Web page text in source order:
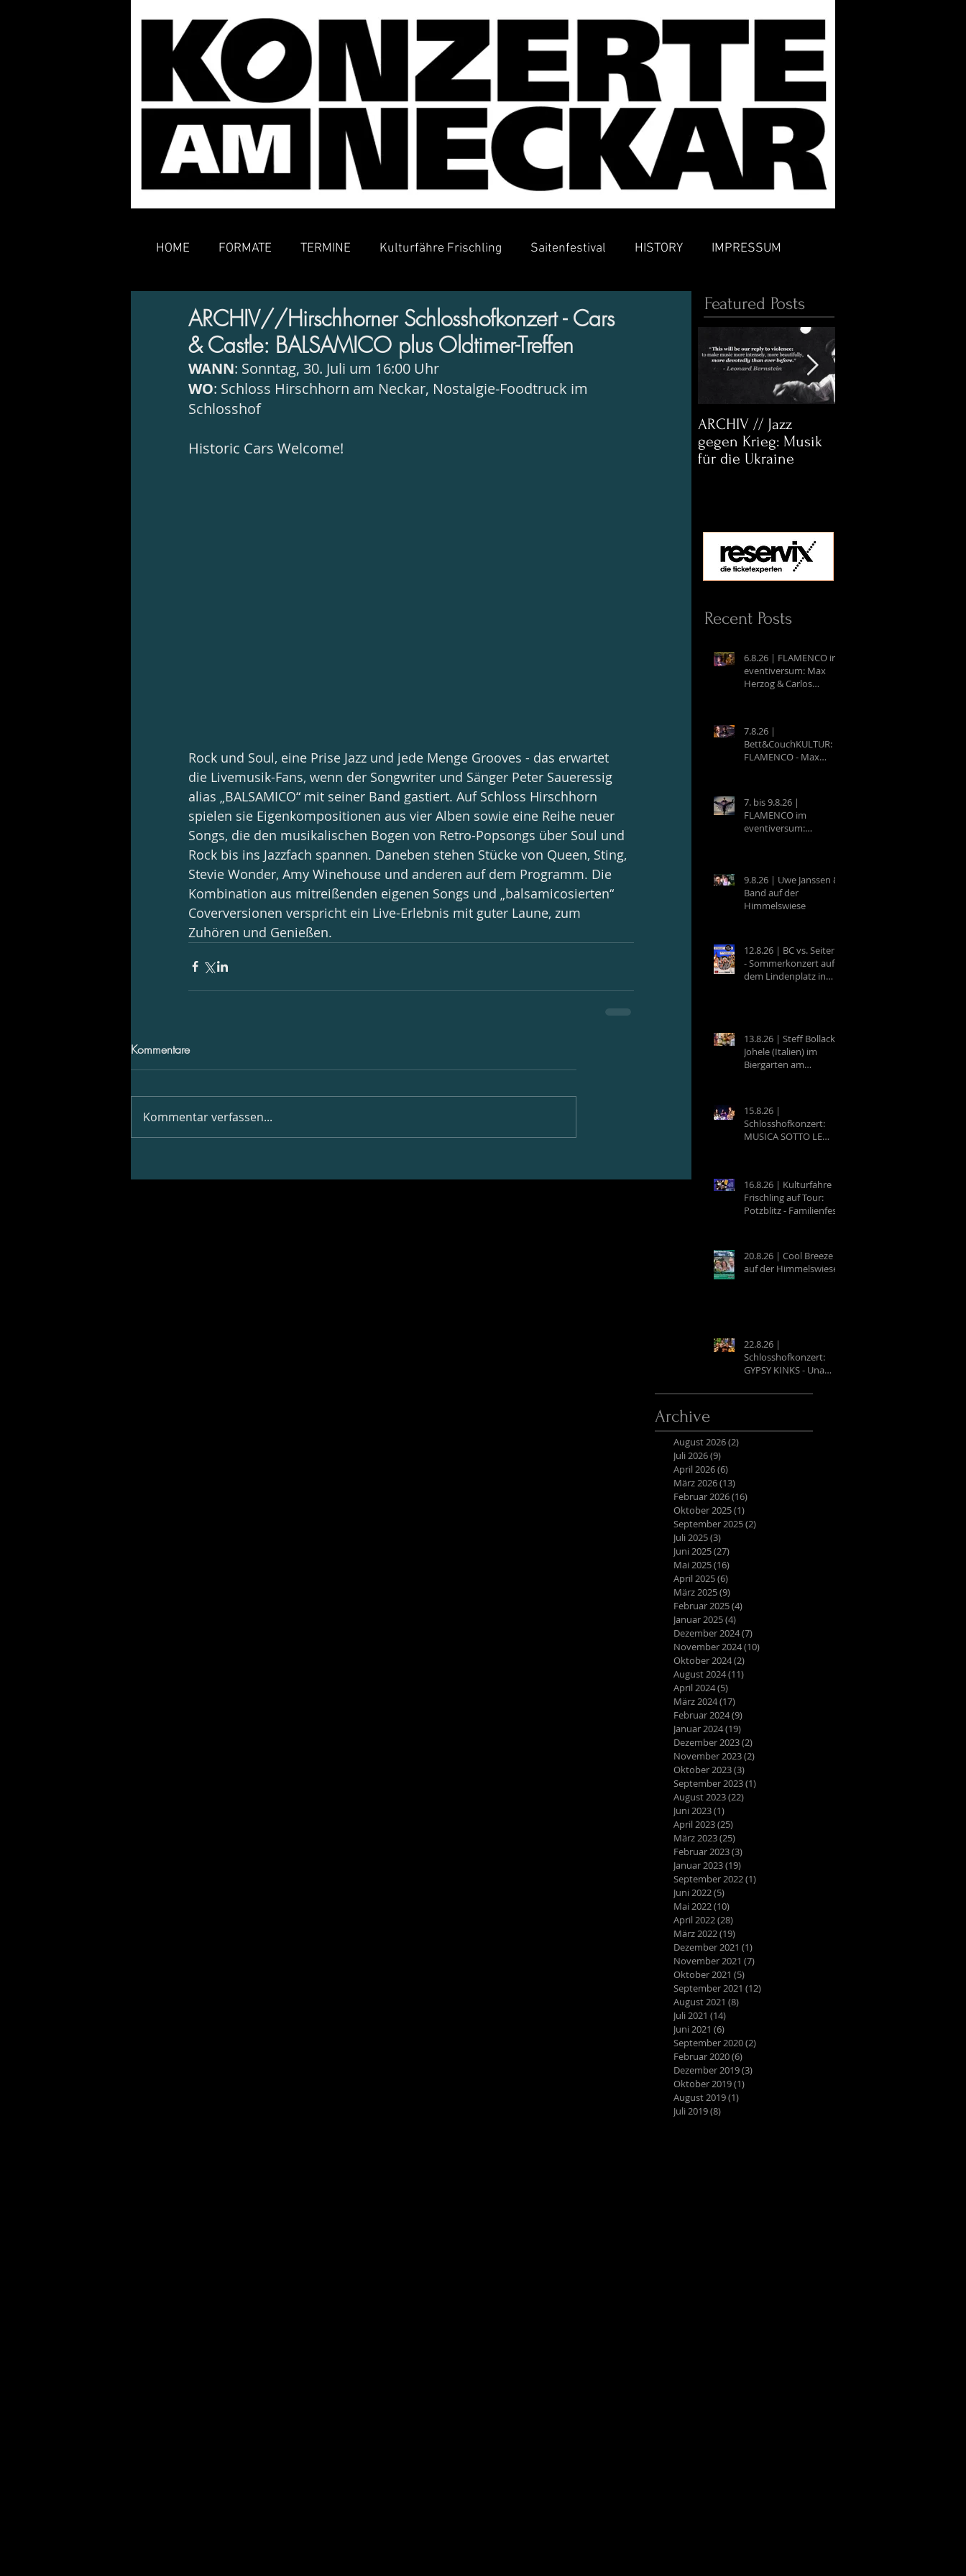
ARCHIV//Hirschhorner Schlosshofkonzert - Cars
& Castle: BALSAMICO plus Oldtimer-Treffen
WANN: Sonntag, 30. Juli um 16:00 Uhr
WO: Schloss Hirschhorn am Neckar, Nostalgie-Foodtruck im
Schlosshof
Historic Cars Welcome!
Rock und Soul, eine Prise Jazz und jede Menge Grooves - das erwartet
die Livemusik-Fans, wenn der Songwriter und Sänger Peter Saueressig
alias „BALSAMICO“ mit seiner Band gastiert. Auf Schloss Hirschhorn
spielen sie Eigenkompositionen aus vier Alben sowie eine Reihe neuer
Songs, die den musikalischen Bogen von Retro-Popsongs über Soul und
Rock bis ins Jazzfach spannen. Daneben stehen Stücke von Queen, Sting,
Stevie Wonder, Amy Winehouse und anderen auf dem Programm. Die
Kombination aus mitreißenden eigenen Songs und „balsamicosierten“
Coverversionen verspricht ein Live-Erlebnis mit guter Laune, zum
Zuhören und Genießen.
Kommentare
Kommentar verfassen...
Featured Posts
ARCHIV // Jazz
gegen Krieg: Musik
für die Ukraine
Recent Posts
6.8.26 | FLAMENCO im
eventiversum: Max
Herzog & Carlos
7.8.26 |
Bett&CouchKULTUR:
FLAMENCO - Max
(Mexico)
7. bis 9.8.26 |
FLAMENCO im
eventiversum:
Baile
9.8.26 | Uwe Janssen &
Band auf der
Himmelswiese
12.8.26 | BC vs. Seiterle
- Sommerkonzert auf
dem Lindenplatz in
13.8.26 | Steff Bollack &
Johele (Italien) im
Biergarten am
15.8.26 |
Schlosshofkonzert:
MUSICA SOTTO LE
16.8.26 | Kulturfähre
Frischling auf Tour:
Potzblitz - Familienfest
20.8.26 | Cool Breeze
auf der Himmelswiese
22.8.26 |
Schlosshofkonzert:
GYPSY KINKS - Una
Archive
August 2026(2)
Juli 2026(9)
April 2026(6)
März 2026(13)
Februar 2026(16)
Oktober 2025(1)
September 2025(2)
Juli 2025(3)
Juni 2025(27)
Mai 2025(16)
April 2025(6)
März 2025(9)
Februar 2025(4)
Januar 2025(4)
Dezember 2024(7)
November 2024(10)
Oktober 2024(2)
August 2024(11)
April 2024(5)
März 2024(17)
Februar 2024(9)
Januar 2024(19)
Dezember 2023(2)
November 2023(2)
Oktober 2023(3)
September 2023(1)
August 2023(22)
Juni 2023(1)
April 2023(25)
März 2023(25)
Februar 2023(3)
Januar 2023(19)
September 2022(1)
Juni 2022(5)
Mai 2022(10)
April 2022(28)
März 2022(19)
Dezember 2021 (1)
November 2021 (7)
Oktober 2021 (5)
September 2021 (12)
August 2021 (8)
Juli 2021 (14)
Juni 2021 (6)
September 2020(2)
Februar 2020(6)
Dezember 2019(3)
Oktober 2019(1)
August 2019(1)
Juli 2019(8)
HOME FORMATE TERMINE Kulturfähre Frischling Saitenfestival HISTORY IMPRESSUM